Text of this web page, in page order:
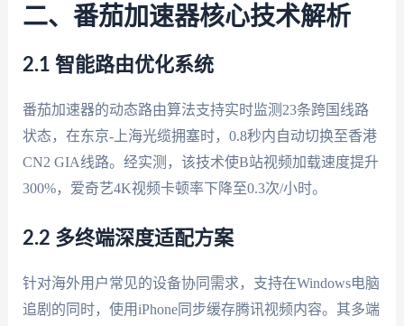
二、番茄加速器核心技术解析
2.1 智能路由优化系统
番茄加速器的动态路由算法支持实时监测23条跨国线路
状态，在东京-上海光缆拥塞时，0.8秒内自动切换至香港
CN2 GIA线路。经实测，该技术使B站视频加载速度提升
300%，爱奇艺4K视频卡顿率下降至0.3次/小时。
2.2 多终端深度适配方案
针对海外用户常见的设备协同需求，支持在Windows电脑
追剧的同时，使用iPhone同步缓存腾讯视频内容。其多端